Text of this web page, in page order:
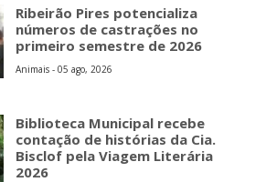
Ribeirão Pires potencializa
números de castrações no
primeiro semestre de 2026
Animais - 05 ago, 2026
Biblioteca Municipal recebe
contação de histórias da Cia.
Bisclof pela Viagem Literária
2026